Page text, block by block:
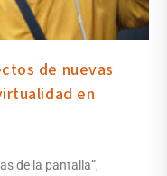
de nuevas
en
de la pantalla”,